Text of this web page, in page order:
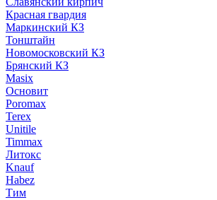
Красная гвардия
Маркинский КЗ
Тонштайн
Новомосковский КЗ
Брянский КЗ
Masix
Основит
Poromax
Terex
Unitile
Timmax
Литокс
Knauf
Habez
Тим